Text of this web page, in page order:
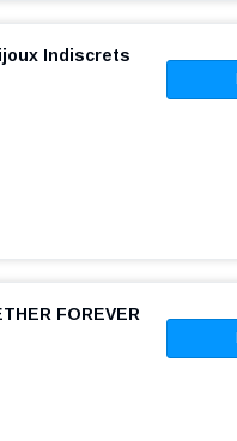
Indiscrets
FOREVER